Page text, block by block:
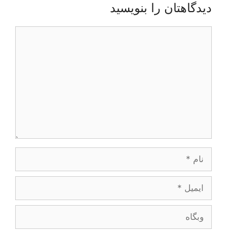
دیدگاهتان را بنویسید
ایمیل
وبگاه